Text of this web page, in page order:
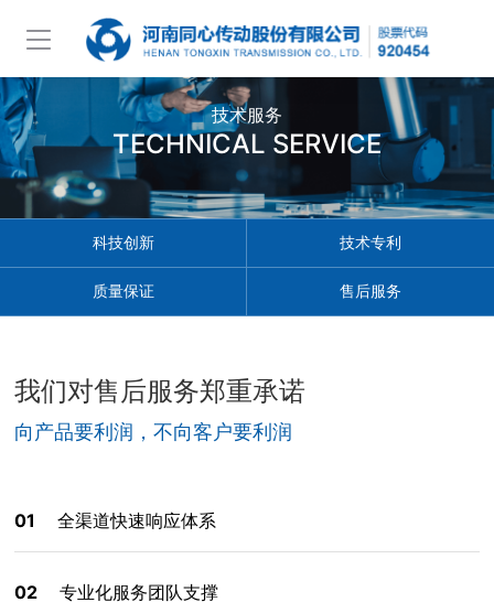
技术服务
TECHNICAL SERVICE
科技创新 技术专利
质量保证 售后服务
我们对售后服务郑重承诺
向产品要利润，不向客户要利润
01 全渠道快速响应体系
02 专业化服务团队支撑